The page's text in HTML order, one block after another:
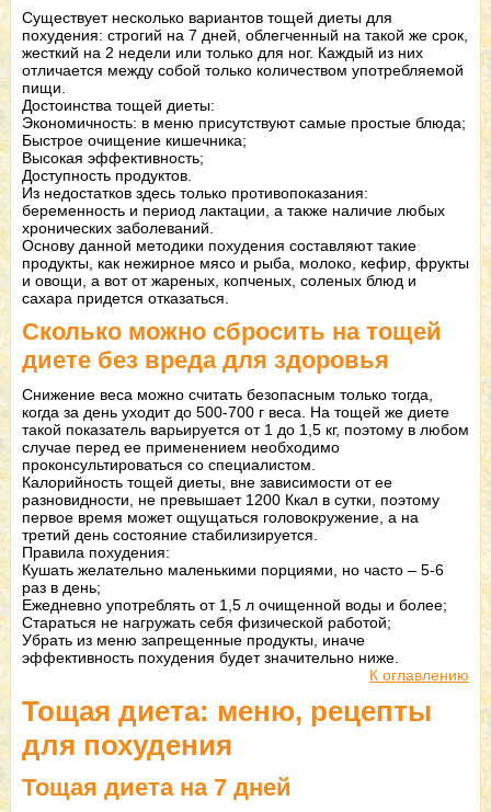
Существует несколько вариантов тощей диеты для
похудения: строгий на 7 дней, облегченный на такой же срок,
жесткий на 2 недели или только для ног. Каждый из них
отличается между собой только количеством употребляемой
пищи.
Достоинства тощей диеты:
Экономичность: в меню присутствуют самые простые блюда;
Быстрое очищение кишечника;
Высокая эффективность;
Доступность продуктов.
Из недостатков здесь только противопоказания:
беременность и период лактации, а также наличие любых
хронических заболеваний.
Основу данной методики похудения составляют такие
продукты, как нежирное мясо и рыба, молоко, кефир, фрукты
и овощи, а вот от жареных, копченых, соленых блюд и
сахара придется отказаться.
Сколько можно сбросить на тощей
диете без вреда для здоровья
Снижение веса можно считать безопасным только тогда,
когда за день уходит до 500-700 г веса. На тощей же диете
такой показатель варьируется от 1 до 1,5 кг, поэтому в любом
случае перед ее применением необходимо
проконсультироваться со специалистом.
Калорийность тощей диеты, вне зависимости от ее
разновидности, не превышает 1200 Ккал в сутки, поэтому
первое время может ощущаться головокружение, а на
третий день состояние стабилизируется.
Правила похудения:
Кушать желательно маленькими порциями, но часто – 5-6
раз в день;
Ежедневно употреблять от 1,5 л очищенной воды и более;
Стараться не нагружать себя физической работой;
Убрать из меню запрещенные продукты, иначе
эффективность похудения будет значительно ниже.
К оглавлению
Тощая диета: меню, рецепты
для похудения
Тощая диета на 7 дней